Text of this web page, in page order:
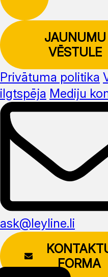
JAUNUMU
VĒSTULE
Privātuma politika
ilgtspēja Mediju
ask@leyline.li
FORMA